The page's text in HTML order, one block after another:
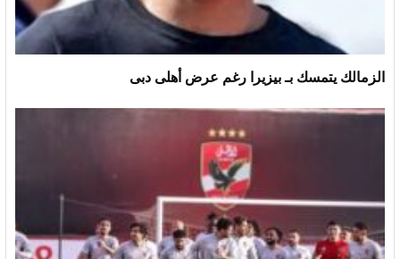
الزمالك يتمسك بـ بيزيرا رغم عرض أهلى دبى